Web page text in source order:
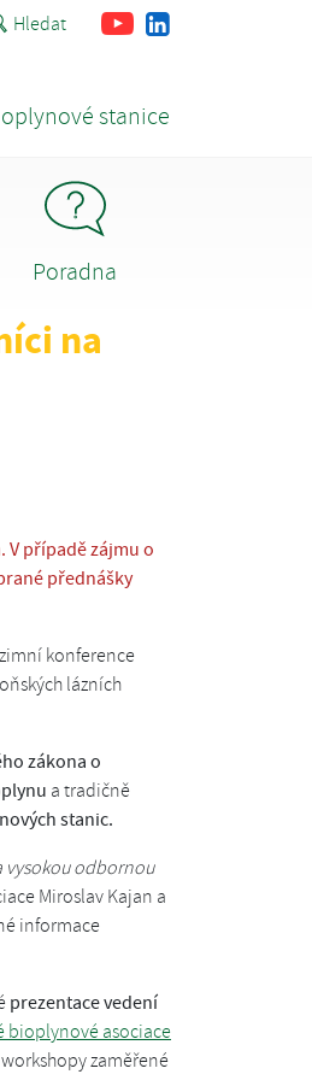
Hledat FacebookYoutube
stanice
Poradna
na
V případě zájmu o
přednášky
konference
lázních
zákona o
a tradičně
stanic.
vysokou odbornou
Miroslav Kajan a
informace
prezentace vedení
bioplynové asociace
zaměřené